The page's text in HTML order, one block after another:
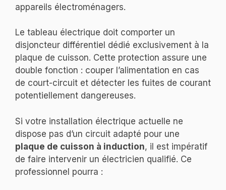
appareils électroménagers.
Le tableau électrique doit comporter un
disjoncteur différentiel dédié exclusivement à la
plaque de cuisson. Cette protection assure une
double fonction : couper l’alimentation en cas
de court-circuit et détecter les fuites de courant
potentiellement dangereuses.
Si votre installation électrique actuelle ne
dispose pas d’un circuit adapté pour une
plaque de cuisson à induction, il est impératif
de faire intervenir un électricien qualifié. Ce
professionnel pourra :